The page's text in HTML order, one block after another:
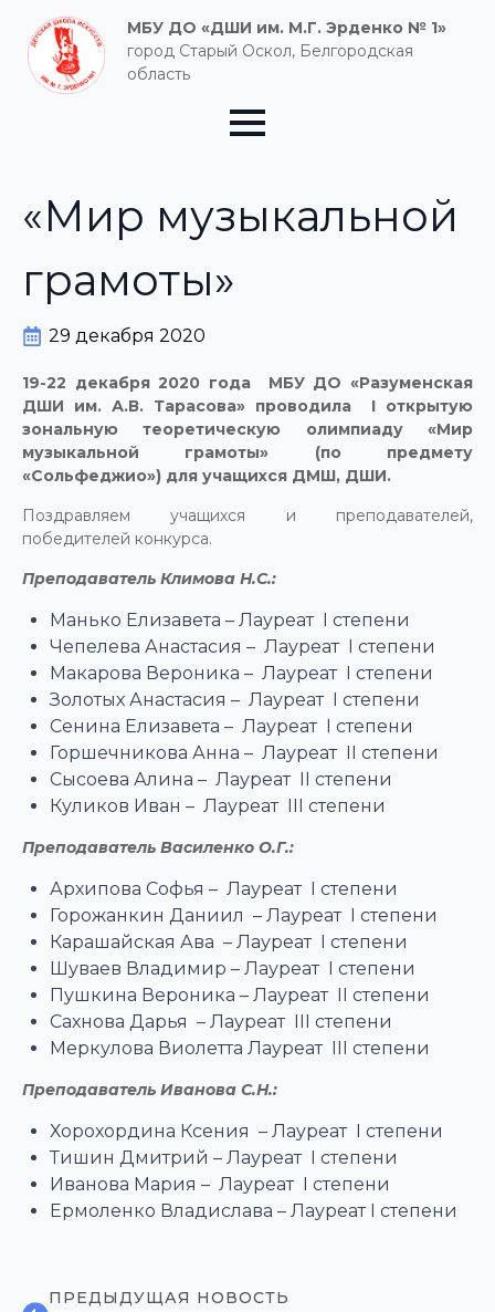
МБУ ДО «ДШИ им. М.Г. Эрденко № 1»
город Старый Оскол, Белгородская
область
«Мир музыкальной
грамоты»
29 декабря 2020
19-22 декабря 2020 года МБУ ДО «Разуменская
ДШИ им. А.В. Тарасова» проводила I открытую
зональную теоретическую олимпиаду «Мир
музыкальной грамоты» (по предмету
«Сольфеджио») для учащихся ДМШ, ДШИ.
Поздравляем учащихся и преподавателей,
победителей конкурса.
Преподаватель Климова Н.С.:
Манько Елизавета – Лауреат I степени
Чепелева Анастасия – Лауреат I степени
Макарова Вероника – Лауреат I степени
Золотых Анастасия – Лауреат I степени
Сенина Елизавета – Лауреат I степени
Горшечникова Анна – Лауреат II степени
Сысоева Алина – Лауреат II степени
Куликов Иван – Лауреат III степени
Преподаватель Василенко О.Г.:
Архипова Софья – Лауреат I степени
Горожанкин Даниил – Лауреат I степени
Карашайская Ава – Лауреат I степени
Шуваев Владимир – Лауреат I степени
Пушкина Вероника – Лауреат II степени
Сахнова Дарья – Лауреат III степени
Меркулова Виолетта Лауреат III степени
Преподаватель Иванова С.Н.:
Хорохордина Ксения – Лауреат I степени
Тишин Дмитрий – Лауреат I степени
Иванова Мария – Лауреат I степени
Ермоленко Владислава – Лауреат I степени
ПРЕДЫДУЩАЯ НОВОСТЬ